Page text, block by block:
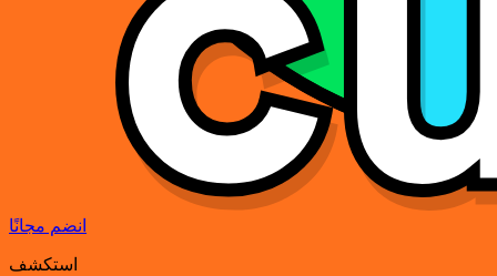
انضم مجانًا
استكشف